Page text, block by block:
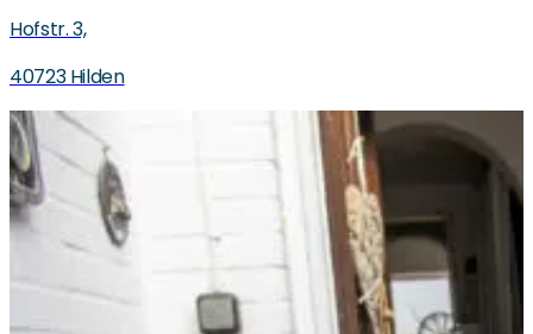
Hofstr. 3,
40723 Hilden